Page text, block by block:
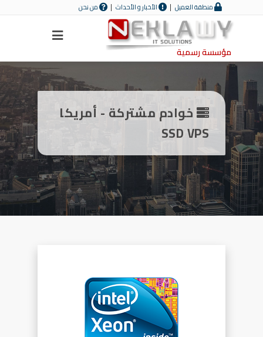
منطقة العميل الأخبار و الأحداث من نحن
مؤسسة رسمية
خوادم مشتركة - أمريكا
SSD VPS